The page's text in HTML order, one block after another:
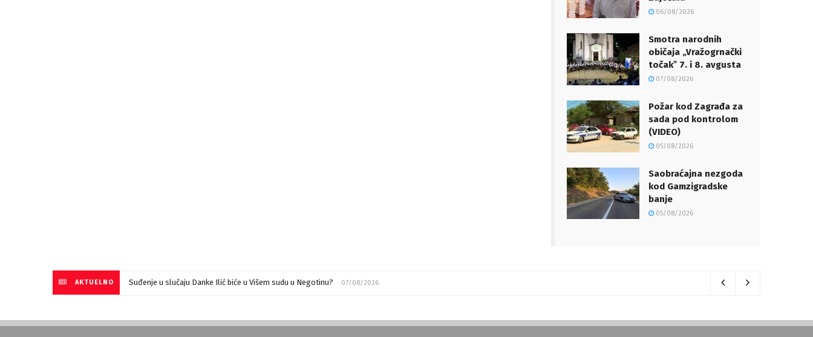
06/08/2026
Smotra narodnih
običaja „Vražogrnački
točakˮ 7. i 8. avgusta
07/08/2026
Požar kod Zagrađa za
sada pod kontrolom
(VIDEO)
05/08/2026
Saobraćajna nezgoda
kod Gamzigradske
banje
05/08/2026
AKTUELNO Suđenje u slučaju Danke Ilić biće u Višem sudu u Negotinu? 07/08/2026